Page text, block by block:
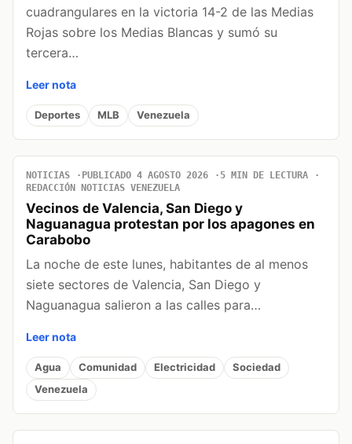
cuadrangulares en la victoria 14-2 de las Medias
Rojas sobre los Medias Blancas y sumó su
tercera…
Leer nota
Deportes MLB Venezuela
NOTICIAS PUBLICADO 4 AGOSTO 2026
5 MIN DE LECTURA
REDACCIÓN NOTICIAS VENEZUELA
Vecinos de Valencia, San Diego y
Naguanagua protestan por los apagones en
Carabobo
La noche de este lunes, habitantes de al menos
siete sectores de Valencia, San Diego y
Naguanagua salieron a las calles para…
Leer nota
Agua Comunidad Electricidad
Sociedad
Venezuela